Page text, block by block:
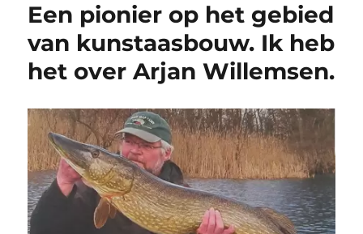
Een pionier op het gebied
van kunstaasbouw. Ik heb
het over Arjan Willemsen.